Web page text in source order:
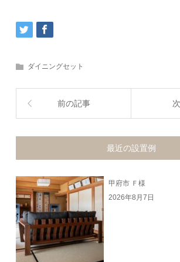
ダイニングセット
前の記事
最近の設置例
甲府市 Ｆ様
2026年8月7日